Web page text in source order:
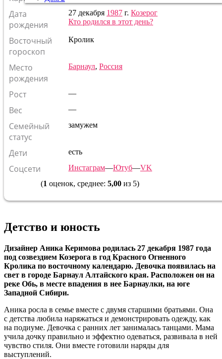
Дата
рождения
27 декабря 1987 г. Козерог
Кто родился в этот день?
Восточный
гороскоп
Кролик
Место
рождения
Барнаул, Россия
Рост —
Вес —
Семейный
статус
замужем
Дети есть
Соцсети Инстаграм—Ютуб—VK
(1 оценок, среднее: 5,00 из 5)
Детство и юность
Дизайнер Аника Керимова родилась 27 декабря 1987 года
под созвездием Козерога в год Красного Огненного
Кролика по восточному календарю. Девочка появилась на
свет в городе Барнаул Алтайского края. Расположен он на
реке Обь, в месте впадения в нее Барнаулки, на юге
Западной Сибири.
Аника росла в семье вместе с двумя старшими братьями. Она
с детства любила наряжаться и демонстрировать одежду, как
на подиуме. Девочка с ранних лет занималась танцами. Мама
учила дочку правильно и эффектно одеваться, развивала в ней
чувство стиля. Они вместе готовили наряды для
выступлений.